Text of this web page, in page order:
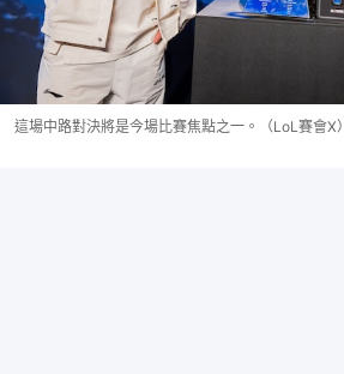
這場中路對決將是今場比賽焦點之一。（LoL賽會X）